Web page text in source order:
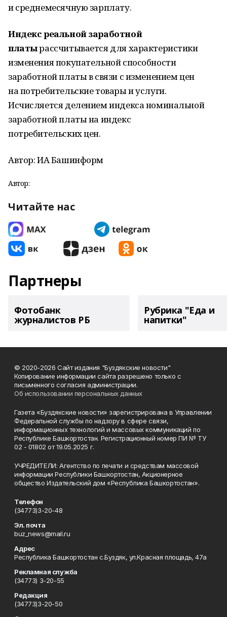
и среднемесячную зарплату.
Индекс реальной заработной
платырассчитывается для характеристики
изменения покупательной способности
заработной платы в связи с изменением цен
на потребительские товары и услуги.
Исчисляется делением индекса номинальной
заработной платы на индекс
потребительских цен.
Автор: ИА Башинформ
Автор:
Читайте нас
Партнеры
Фотобанк
журналистов РБ
Рубрика "Еда и
напитки"
© 2020-2026 Сайт издания "Буздякские новости"
Копирование информации сайта разрешено только с
письменного согласия администрации.
Об использовании персональных данных
Газета «Буздякские новости» зарегистрирована в Управлении
Федеральной службы по надзору в сфере связи,
информационных технологий и массовых коммуникаций по
Республике Башкортостан. Регистрационный номер ПИ № ТУ
02 - 01802 от 19.05.2025 г.
УЧРЕДИТЕЛИ: Агентство по печати и средствам массовой
информации Республики Башкортостан, Акционерное
общество Издательский дом «Республика Башкортостан».
Телефон
(34773)3-20-48
Эл. почта
buz_news@mail.ru
Адрес
Республика Башкортостан с.Буздяк, ул.Красная площадь, 47а
Рекламная служба
(34773) 3-20-55
Редакция
(34773)3-20-50